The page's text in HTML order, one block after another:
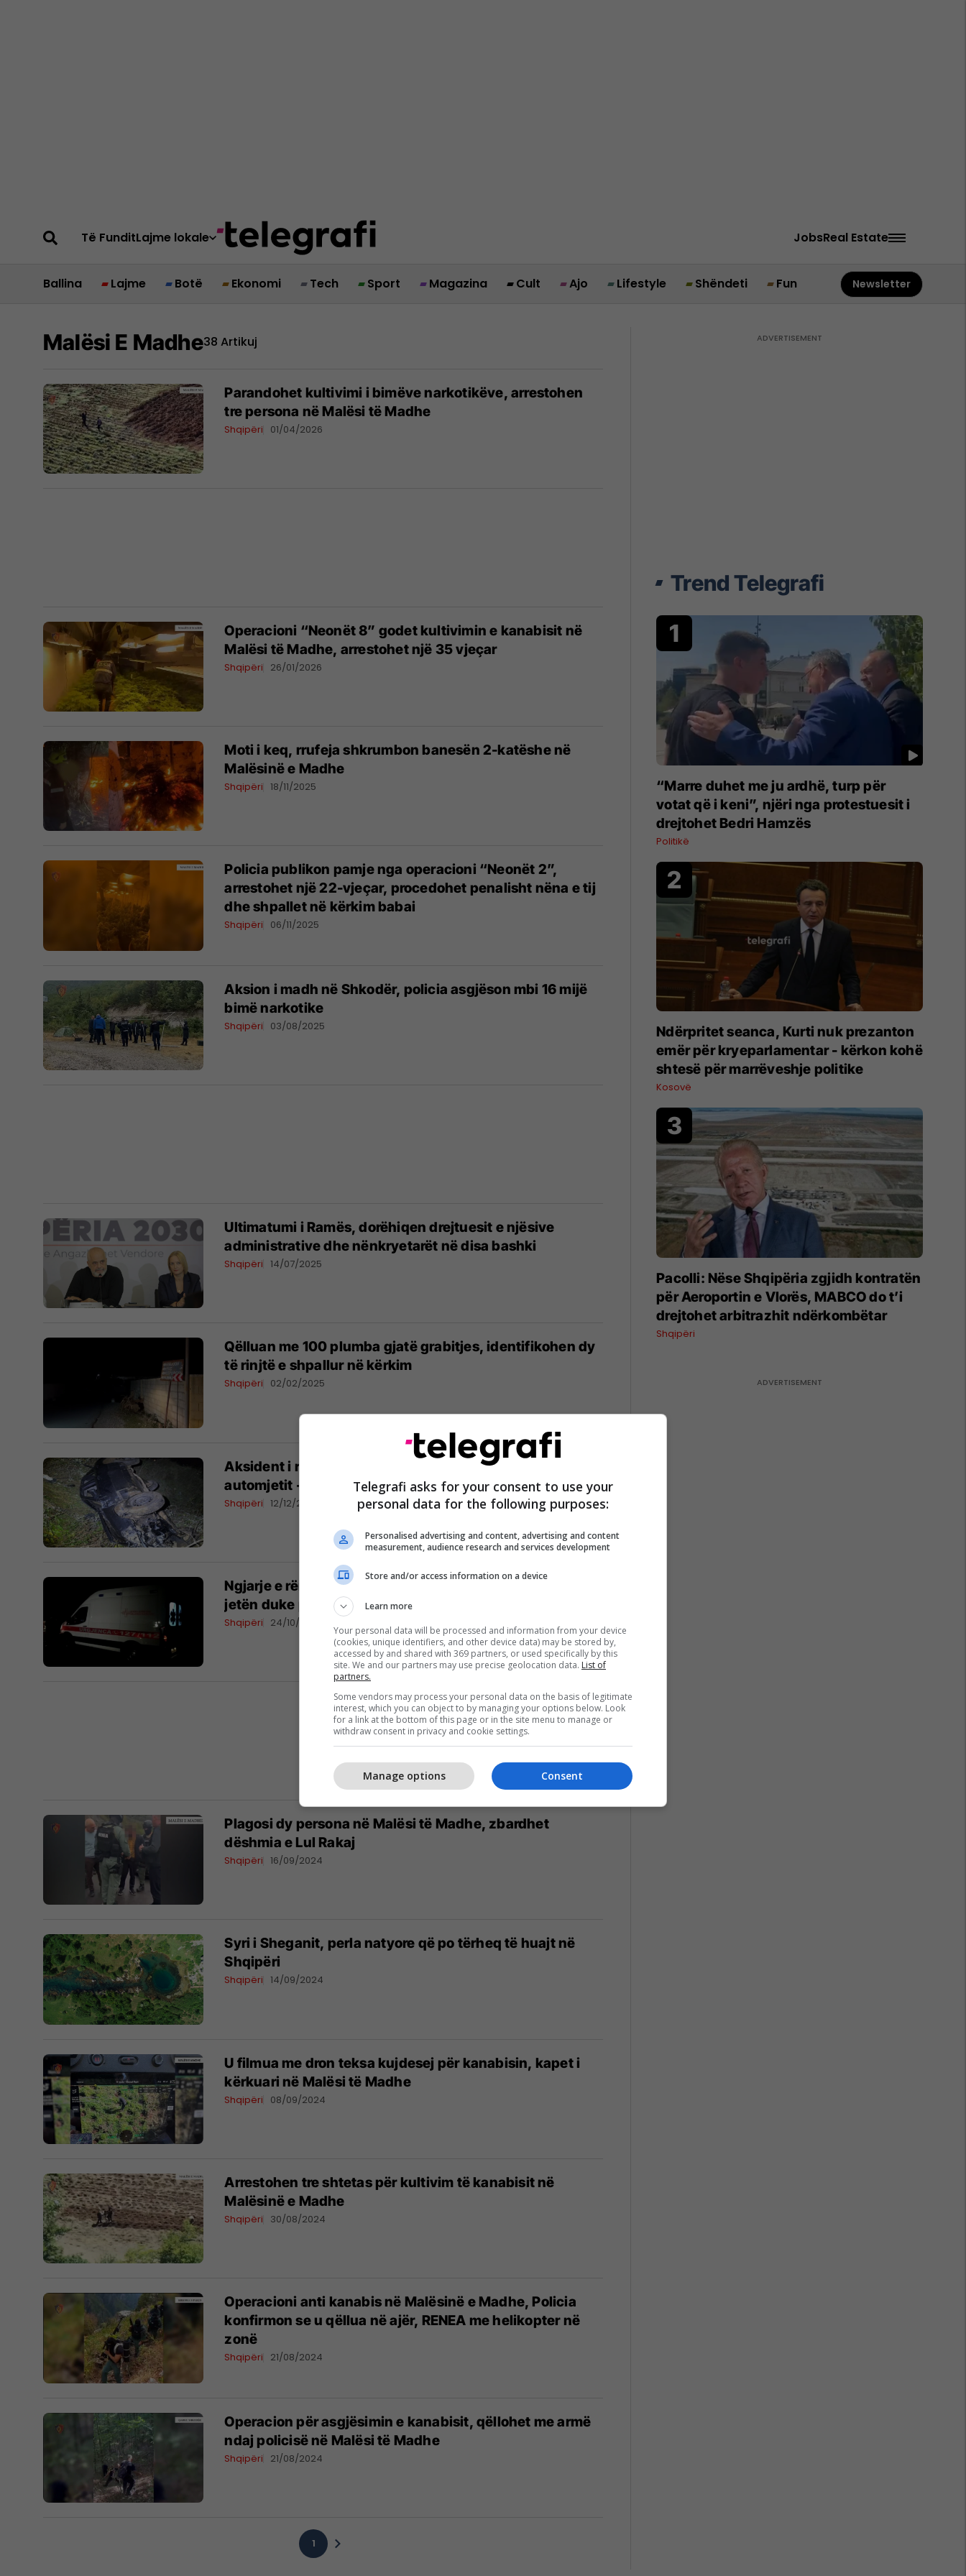
Të FunditLajme lokale JobsReal Estate
Ballina Lajme Botë Ekonomi Tech Sport Magazina Cult Ajo Lifestyle Shëndeti Fun Newsletter
Malësi E Madhe38 Artikuj
Parandohet kultivimi i bimëve narkotikëve, arrestohen
tre persona në Malësi të Madhe
Shqipëri 01/04/2026
Operacioni “Neonët 8” godet kultivimin e kanabisit në
Malësi të Madhe, arrestohet një 35 vjeçar
Shqipëri 26/01/2026
Moti i keq, rrufeja shkrumbon banesën 2-katëshe në
Malësinë e Madhe
Shqipëri 18/11/2025
Policia publikon pamje nga operacioni “Neonët 2”,
arrestohet një 22-vjeçar, procedohet penalisht nëna e tij
dhe shpallet në kërkim babai
Shqipëri 06/11/2025
Aksion i madh në Shkodër, policia asgjëson mbi 16 mijë
bimë narkotike
Shqipëri 03/08/2025
Ultimatumi i Ramës, dorëhiqen drejtuesit e njësive
administrative dhe nënkryetarët në disa bashki
Shqipëri 14/07/2025
Qëlluan me 100 plumba gjatë grabitjes, identifikohen dy
të rinjtë e shpallur në kërkim
Shqipëri 02/02/2025
Aksident i rëndë rrugor në Koplik, humbi kontrollin e
automjetit - ndërron jetë 21-vjeçari
Shqipëri 12/12/2024
Ngjarje e rëndë në Malësinë e Madhe, 39-vjeçari humb
jetën duke prerë dru
Shqipëri 24/10/2024
Plagosi dy persona në Malësi të Madhe, zbardhet
dëshmia e Lul Rakaj
Shqipëri 16/09/2024
Syri i Sheganit, perla natyore që po tërheq të huajt në
Shqipëri
Shqipëri 14/09/2024
U filmua me dron teksa kujdesej për kanabisin, kapet i
kërkuari në Malësi të Madhe
Shqipëri 08/09/2024
Arrestohen tre shtetas për kultivim të kanabisit në
Malësinë e Madhe
Shqipëri 30/08/2024
Operacioni anti kanabis në Malësinë e Madhe, Policia
konfirmon se u qëllua në ajër, RENEA me helikopter në
zonë
Shqipëri 21/08/2024
Operacion për asgjësimin e kanabisit, qëllohet me armë
ndaj policisë në Malësi të Madhe
Shqipëri 21/08/2024
1
Trend Telegrafi
“Marre duhet me ju ardhë, turp për
votat që i keni”, njëri nga protestuesit i
drejtohet Bedri Hamzës
Politikë
Ndërpritet seanca, Kurti nuk prezanton
emër për kryeparlamentar - kërkon kohë
shtesë për marrëveshje politike
Kosovë
Pacolli: Nëse Shqipëria zgjidh kontratën
për Aeroportin e Vlorës, MABCO do t’i
drejtohet arbitrazhit ndërkombëtar
Shqipëri
Telegrafi asks for your consent to use your
personal data for the following purposes:
Personalised advertising and content, advertising and content
measurement, audience research and services development
Store and/or access information on a device
Learn more
Your personal data will be processed and information from your device
(cookies, unique identifiers, and other device data) may be stored by,
accessed by and shared with 369 partners, or used specifically by this
site. We and our partners may use precise geolocation data. List of
partners.
Some vendors may process your personal data on the basis of legitimate
interest, which you can object to by managing your options below. Look
for a link at the bottom of this page or in the site menu to manage or
withdraw consent in privacy and cookie settings.
Consent
Manage options